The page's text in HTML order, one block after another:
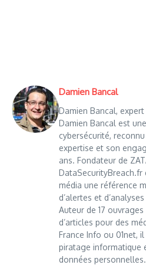
Damien Bancal
Damien Bancal,
Damien Bancal est
cybersécurité,
expertise et son
ans. Fondateur de
DataSecurityBreach.fr
média une référence
d’alertes et
Auteur de 17
d’articles pour des
France Info ou 01net,
piratage informatique
données